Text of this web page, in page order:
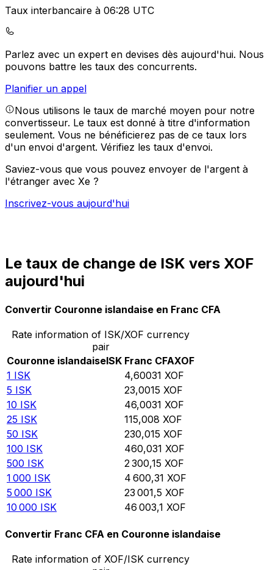
Taux interbancaire à 06:28 UTC
Parlez avec un expert en devises dès aujourd'hui. Nous
pouvons battre les taux des concurrents.
Planifier un appel
Nous utilisons le taux de marché moyen pour notre
convertisseur. Le taux est donné à titre d'information
seulement. Vous ne bénéficierez pas de ce taux lors
d'un envoi d'argent. Vérifiez les taux d'envoi.
Saviez-vous que vous pouvez envoyer de l'argent à
l'étranger avec Xe ?
Inscrivez-vous aujourd'hui
Le taux de change de ISK vers XOF
aujourd'hui
Convertir Couronne islandaise en Franc CFA
Rate information of ISK/XOF currency
pair
Couronne islandaiseISK Franc CFAXOF
1 ISK 4,60031 XOF
5 ISK 23,0015 XOF
10 ISK 46,0031 XOF
25 ISK 115,008 XOF
50 ISK 230,015 XOF
100 ISK 460,031 XOF
500 ISK 2 300,15 XOF
1 000 ISK 4 600,31 XOF
5 000 ISK 23 001,5 XOF
10 000 ISK 46 003,1 XOF
Convertir Franc CFA en Couronne islandaise
Rate information of XOF/ISK currency